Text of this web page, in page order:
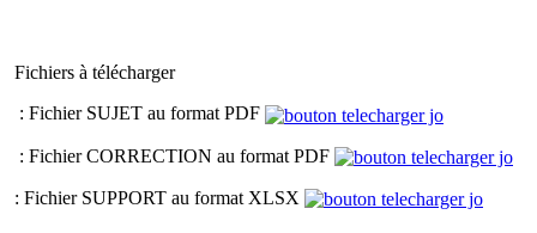
Fichiers à télécharger
: Fichier SUJET au format PDF
: Fichier CORRECTION au format PDF
: Fichier SUPPORT au format XLSX